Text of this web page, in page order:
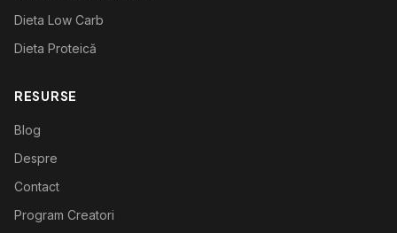
Dieta Low Carb
Dieta Proteică
RESURSE
Blog
Despre
Contact
Program Creatori